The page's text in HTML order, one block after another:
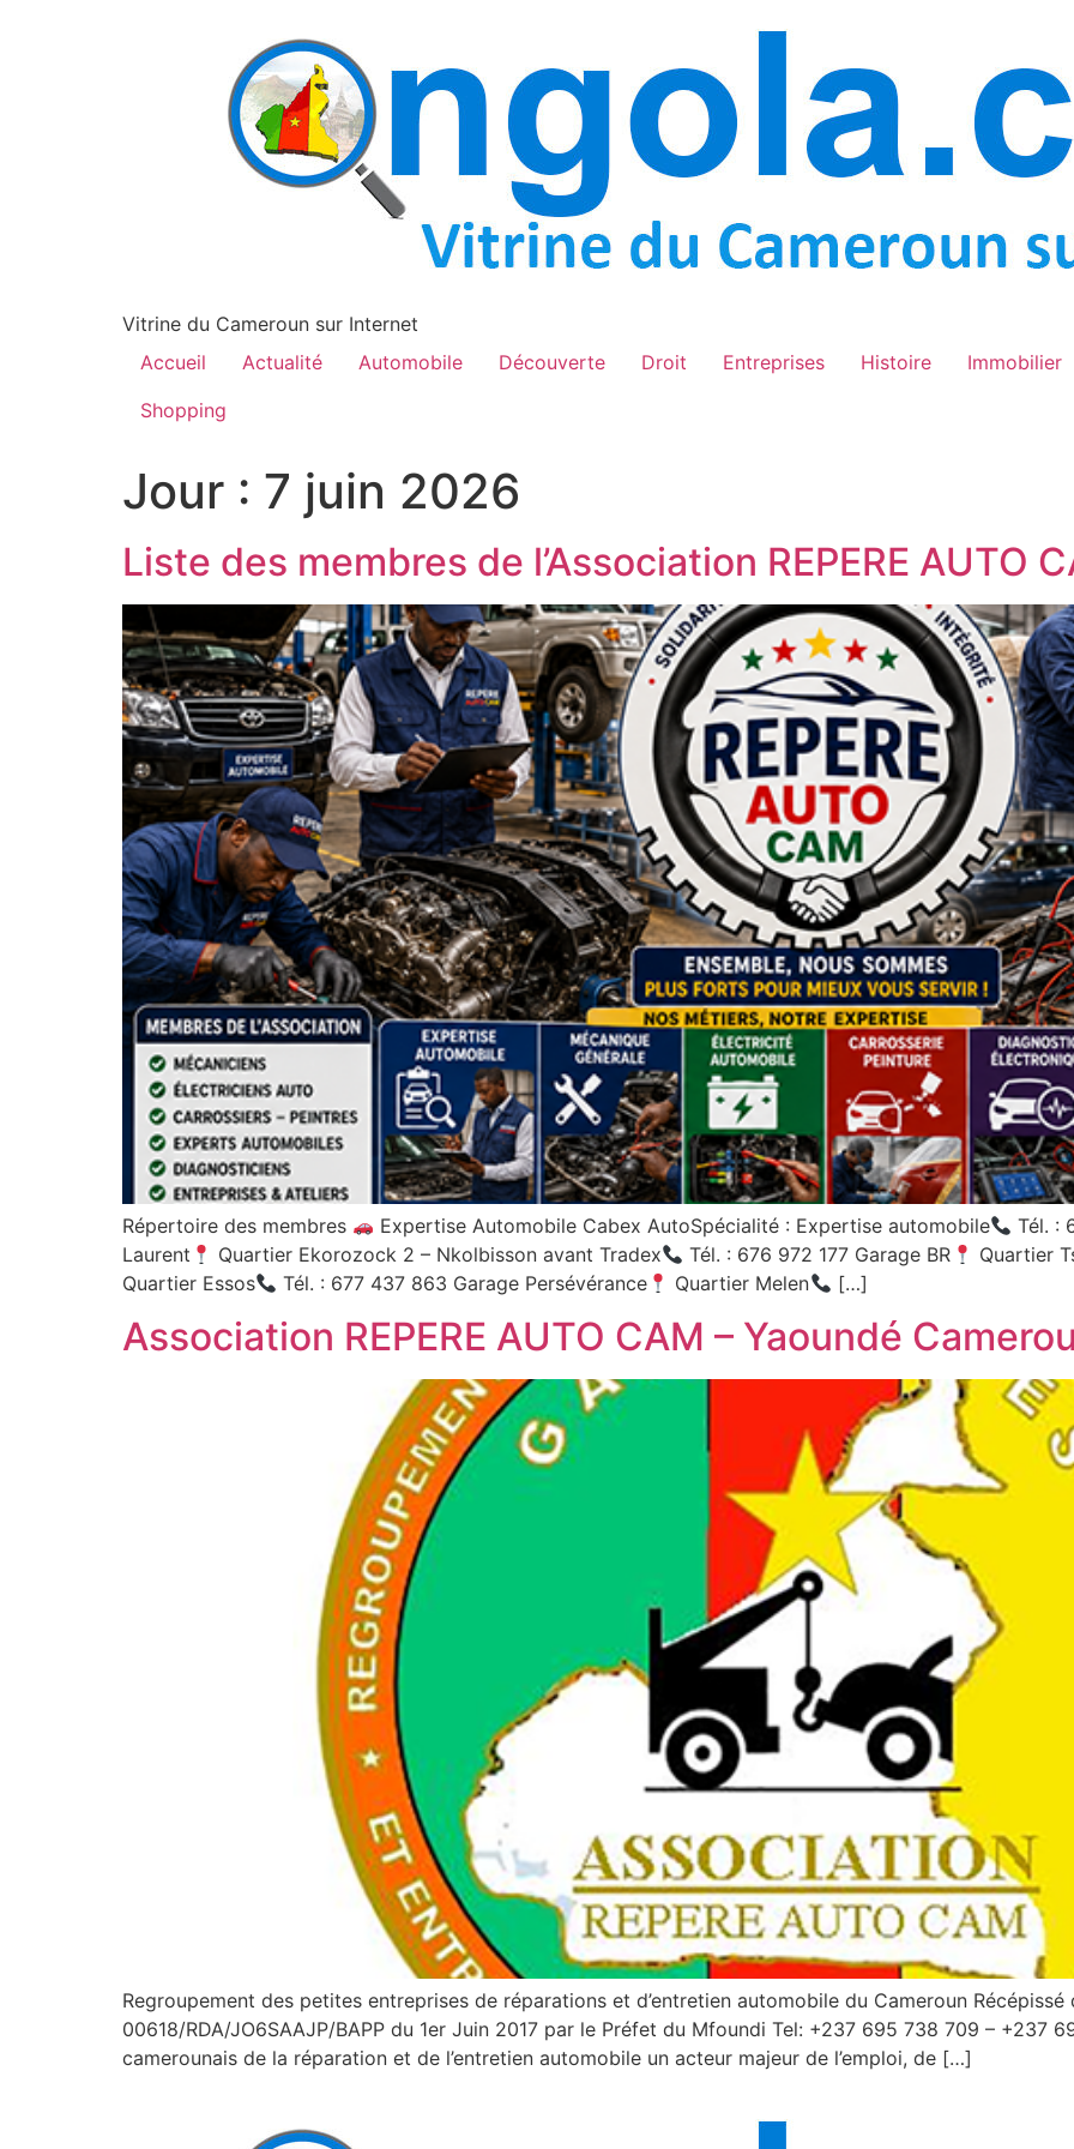
Vitrine du Cameroun sur Internet
Accueil
Actualité Automobile Découverte Droit Entreprises Histoire
Immobilier
Shopping
Jour : 7 juin 2026
Liste des membres de l’Association REPERE AUTO
Répertoire des membres Expertise Automobile Cabex AutoSpécialité : Expertise automobile
Tél. :
Laurent
Quartier Ekorozock 2 – Nkolbisson avant Tradex Tél. : 676 972 177 Garage BR
Quartier
Quartier Essos
Tél. : 677 437 863 Garage Persévérance Quartier Melen […]
Association REPERE AUTO CAM – Yaoundé
Regroupement des petites entreprises de réparations et d’entretien automobile du Cameroun
00618/RDA/JO6SAAJP/BAPP du 1er Juin 2017 par le Préfet du Mfoundi Tel: +237 695 738 709 – +237
camerounais de la réparation et de l’entretien automobile un acteur majeur de l’emploi, de […]